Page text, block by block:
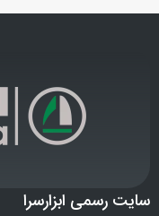
سایت رسمی ابزارسرا